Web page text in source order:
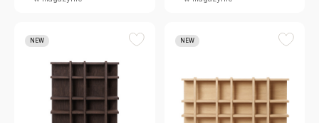
NEW NEW